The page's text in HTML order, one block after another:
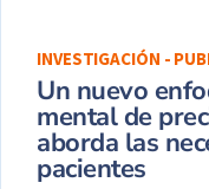
INVESTIGACIÓN -
Un nuevo
mental de
aborda las
pacientes